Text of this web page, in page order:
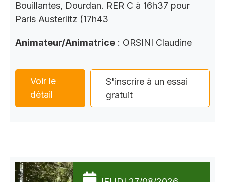
Bouillantes, Dourdan. RER C à 16h37 pour
Paris Austerlitz (17h43
Animateur/Animatrice : ORSINI Claudine
Voir le
détail
S'inscrire à un essai
gratuit